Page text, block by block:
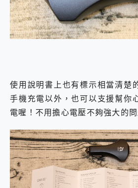
使用說明書上也有標示相當清楚
手機充電以外，也可以支援幫你
電喔！不用擔心電壓不夠強大的問